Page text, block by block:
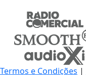
Termos e Condições |